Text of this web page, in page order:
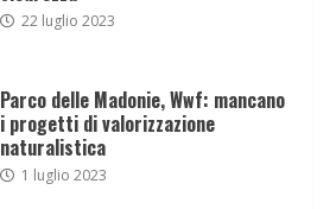
22 luglio 2023
Parco delle Madonie, Wwf: mancano
i progetti di valorizzazione
naturalistica
1 luglio 2023